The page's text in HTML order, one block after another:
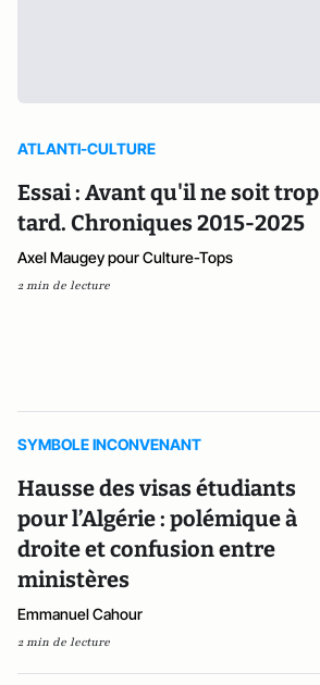
ATLANTI-CULTURE
Essai : Avant qu'il ne soit trop
tard. Chroniques 2015-2025
Axel Maugey pour Culture-Tops
2 min de lecture
SYMBOLE INCONVENANT
Hausse des visas étudiants
pour l’Algérie : polémique à
droite et confusion entre
ministères
Emmanuel Cahour
2 min de lecture